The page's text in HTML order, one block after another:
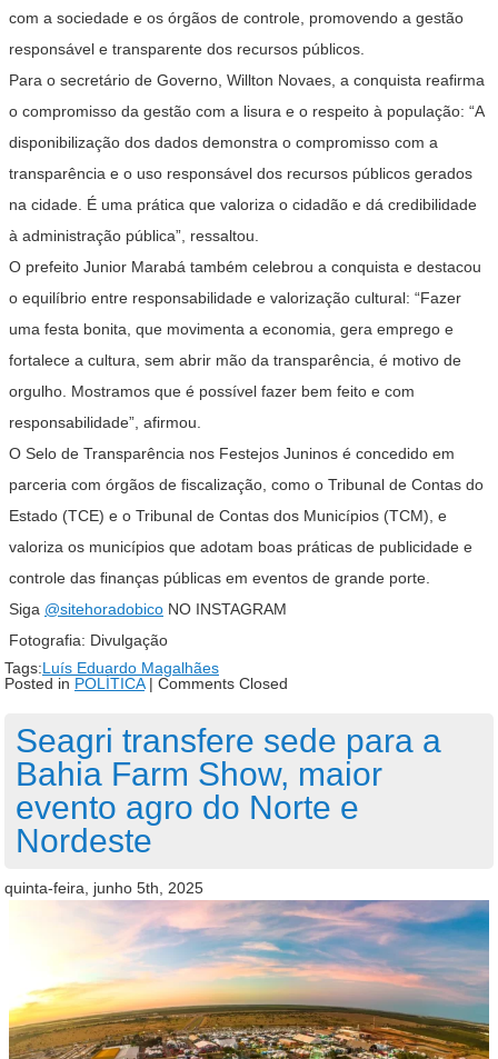
com a sociedade e os órgãos de controle, promovendo a gestão
responsável e transparente dos recursos públicos.
Para o secretário de Governo, Willton Novaes, a conquista reafirma
o compromisso da gestão com a lisura e o respeito à população: “A
disponibilização dos dados demonstra o compromisso com a
transparência e o uso responsável dos recursos públicos gerados
na cidade. É uma prática que valoriza o cidadão e dá credibilidade
à administração pública”, ressaltou.
O prefeito Junior Marabá também celebrou a conquista e destacou
o equilíbrio entre responsabilidade e valorização cultural: “Fazer
uma festa bonita, que movimenta a economia, gera emprego e
fortalece a cultura, sem abrir mão da transparência, é motivo de
orgulho. Mostramos que é possível fazer bem feito e com
responsabilidade”, afirmou.
O Selo de Transparência nos Festejos Juninos é concedido em
parceria com órgãos de fiscalização, como o Tribunal de Contas do
Estado (TCE) e o Tribunal de Contas dos Municípios (TCM), e
valoriza os municípios que adotam boas práticas de publicidade e
controle das finanças públicas em eventos de grande porte.
Siga @sitehoradobico NO INSTAGRAM
Fotografia: Divulgação
Tags:Luís Eduardo Magalhães
Posted in POLÍTICA| Comments Closed
Seagri transfere sede para a
Bahia Farm Show, maior
evento agro do Norte e
Nordeste
quinta-feira, junho 5th, 2025